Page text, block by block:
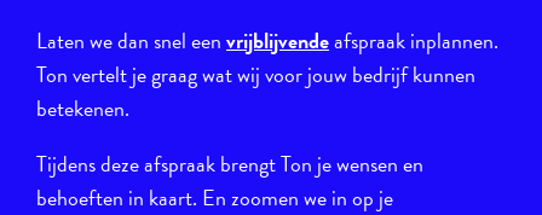
Laten we dan snel eenvrijblijvendeafspraak inplannen.
Ton vertelt je graag wat wij voor jouw bedrijf kunnen
betekenen.
Tijdens deze afspraak brengt Ton je wensen en
behoeften in kaart. En zoomen we in op je